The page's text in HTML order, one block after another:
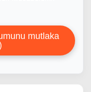
mutlaka